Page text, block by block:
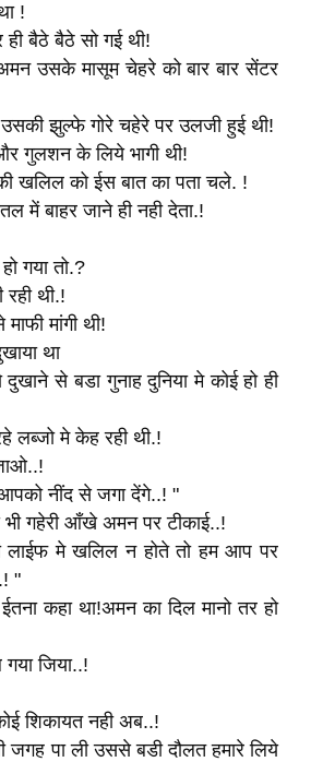
!
ही बैठे बैठे सो गई थी!
उसके मासूम चेहरे को बार बार सेंटर
उसकी झुल्फे गोरे चहेरे पर उलजी हुई थी!
गुलशन के लिये भागी थी!
की खलिल को ईस बात का पता चले. !
में बाहर जाने ही नही देता.!
गया तो.?
रही थी.!
मांगी थी!
था
से बडा गुनाह दुनिया मे कोई हो ही
लब्जो मे केह रही थी.!
नींद से जगा देंगे..! "
गहेरी आँखे अमन पर टीकाई..!
लाईफ मे खलिल न होते तो हम आप पर
"
कहा था!अमन का दिल मानो तर हो
जिया..!
शिकायत नही अब..!
पा ली उससे बडी दौलत हमारे लिये